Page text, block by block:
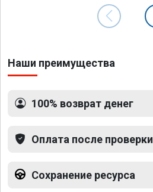
Наши преимущества
100% возврат денег
Оплата после проверки
Сохранение ресурса